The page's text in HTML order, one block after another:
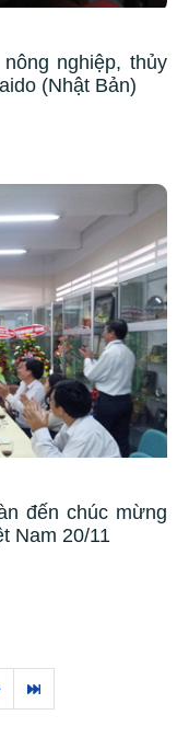
nghiệp, thủy
(Nhật Bản)
đến chúc mừng
Nam 20/11